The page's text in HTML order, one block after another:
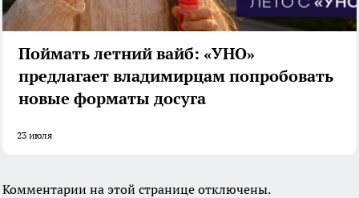
Поймать летний вайб: «УНО»
предлагает владимирцам попробовать
новые форматы досуга
23 июля
Комментарии на этой странице отключены.